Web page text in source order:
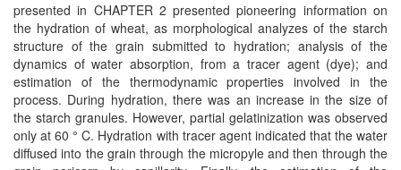
presented in CHAPTER 2 presented pioneering information on
the hydration of wheat, as morphological analyzes of the starch
structure of the grain submitted to hydration; analysis of the
dynamics of water absorption, from a tracer agent (dye); and
estimation of the thermodynamic properties involved in the
process. During hydration, there was an increase in the size of
the starch granules. However, partial gelatinization was observed
only at 60 ° C. Hydration with tracer agent indicated that the water
diffused into the grain through the micropyle and then through the